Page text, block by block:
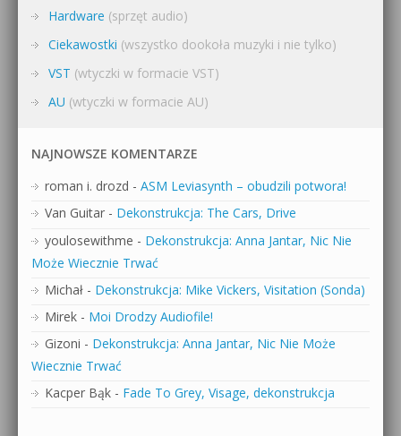
Hardware (sprzęt audio)
Ciekawostki (wszystko dookoła muzyki i nie tylko)
VST (wtyczki w formacie VST)
AU (wtyczki w formacie AU)
NAJNOWSZE KOMENTARZE
roman i. drozd - ASM Leviasynth – obudzili potwora!
Van Guitar - Dekonstrukcja: The Cars, Drive
youlosewithme - Dekonstrukcja: Anna Jantar, Nic Nie
Może Wiecznie Trwać
Michał - Dekonstrukcja: Mike Vickers, Visitation (Sonda)
Mirek - Moi Drodzy Audiofile!
Gizoni - Dekonstrukcja: Anna Jantar, Nic Nie Może
Wiecznie Trwać
Kacper Bąk - Fade To Grey, Visage, dekonstrukcja